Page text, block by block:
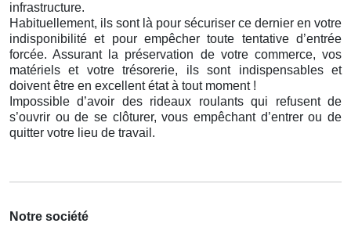
infrastructure.
Habituellement, ils sont là pour sécuriser ce dernier en votre
indisponibilité et pour empêcher toute tentative d’entrée
forcée. Assurant la préservation de votre commerce, vos
matériels et votre trésorerie, ils sont indispensables et
doivent être en excellent état à tout moment !
Impossible d’avoir des rideaux roulants qui refusent de
s’ouvrir ou de se clôturer, vous empêchant d’entrer ou de
quitter votre lieu de travail.
Notre société